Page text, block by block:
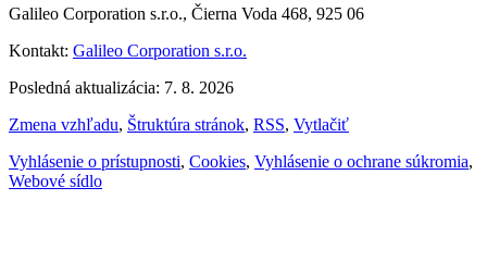
Galileo Corporation s.r.o., Čierna Voda 468, 925 06
Kontakt: Galileo Corporation s.r.o.
Posledná aktualizácia: 7. 8. 2026
Zmena vzhľadu, Štruktúra stránok, RSS, Vytlačiť
Vyhlásenie o prístupnosti, Cookies, Vyhlásenie o ochrane súkromia,
Webové sídlo